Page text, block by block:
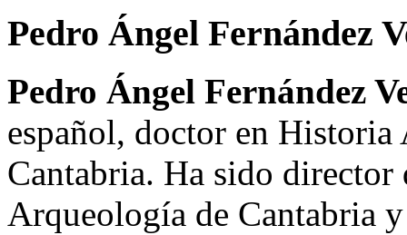
Pedro Ángel Fernández
Pedro Ángel Fernández
español, doctor en
Cantabria. Ha sido
Arqueología de Cantabria